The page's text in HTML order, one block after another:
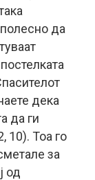
да
дека
да ги
10). Тоа го
за
од